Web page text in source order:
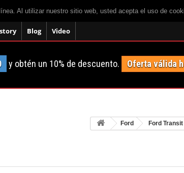
Al utilizar nuestro sitio web, usted acepta el uso de
Blog Video
y obtén un 10% de descuento. Oferta válida
Ford Ford Transit